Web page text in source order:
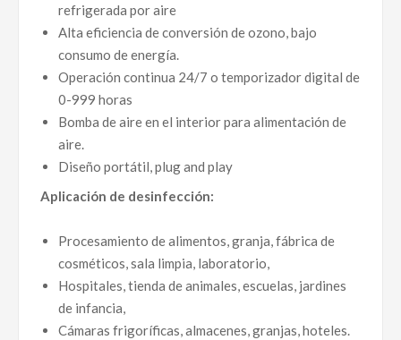
refrigerada por aire
Alta eficiencia de conversión de ozono, bajo
consumo de energía.
Operación continua 24/7 o temporizador digital de
0-999 horas
Bomba de aire en el interior para alimentación de
aire.
Diseño portátil, plug and play
Aplicación de desinfección:
Procesamiento de alimentos, granja, fábrica de
cosméticos, sala limpia, laboratorio,
Hospitales, tienda de animales, escuelas, jardines
de infancia,
Cámaras frigoríficas, almacenes, granjas, hoteles.